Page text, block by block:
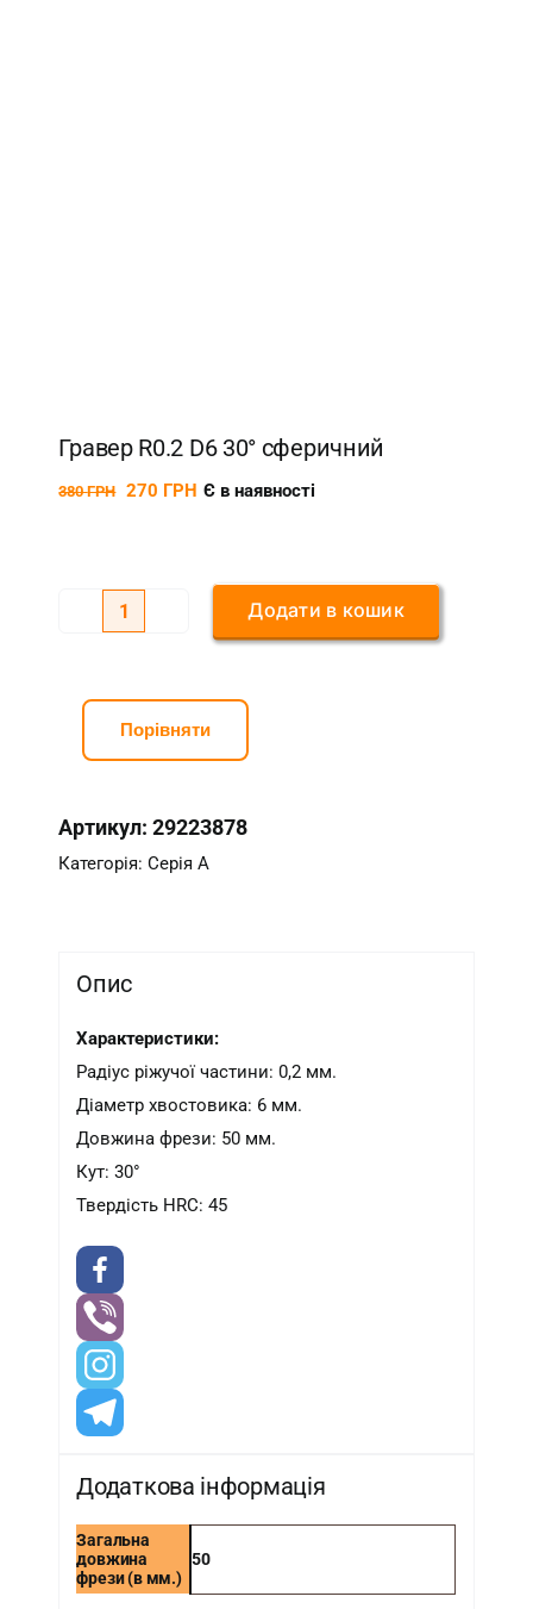
Гравер R0.2 D6 30° сферичний
380ГРН 270 ГРН Є в наявності
Гравер
30°
сферичний
Додати в кошик
Порівняти
Артикул:29223878
Категорія:Серія А
Опис
Характеристики:
Радіус ріжучої частини: 0,2 мм.
Діаметр хвостовика: 6 мм.
Довжина фрези: 50 мм.
Кут: 30°
Твердість HRC: 45
Додаткова інформація
Загальна
довжина
фрези (в мм.)
50